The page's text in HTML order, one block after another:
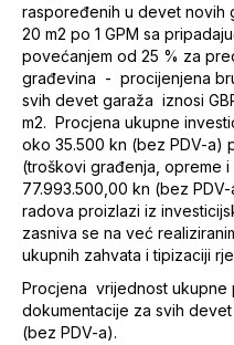
raspoređenih u devet novih
20 m2 po 1 GPM sa
povećanjem od 25 % za
građevina - procijenjena
svih devet garaža iznosi
m2. Procjena ukupne
oko 35.500 kn (bez PDV-a)
(troškovi građenja, opreme
77.993.500,00 kn (bez
radova proizlazi iz
zasniva se na već
ukupnih zahvata i tipizaciji
Procjena vrijednost ukupne
dokumentacije za svih
(bez PDV-a).